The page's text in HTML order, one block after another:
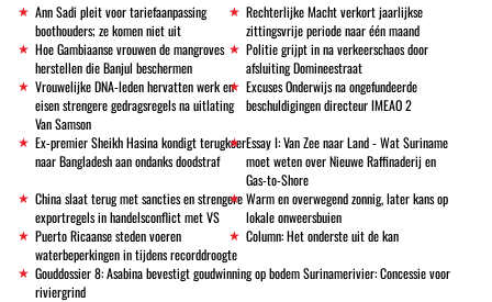
Ann Sadi pleit voor tariefaanpassing
boothouders; ze komen niet uit
Rechterlijke Macht verkort jaarlijkse
zittingsvrije periode naar één maand
Hoe Gambiaanse vrouwen de mangroves
herstellen die Banjul beschermen
Politie grijpt in na verkeerschaos door
afsluiting Domineestraat
Vrouwelijke DNA-leden hervatten werk en
eisen strengere gedragsregels na uitlating
Van Samson
Excuses Onderwijs na ongefundeerde
beschuldigingen directeur IMEAO 2
Ex-premier Sheikh Hasina kondigt terugkeer
naar Bangladesh aan ondanks doodstraf
Essay I: Van Zee naar Land - Wat Suriname
moet weten over Nieuwe Raffinaderij en
Gas-to-Shore
China slaat terug met sancties en strengere
exportregels in handelsconflict met VS
Warm en overwegend zonnig, later kans op
lokale onweersbuien
Puerto Ricaanse steden voeren
waterbeperkingen in tijdens recorddroogte
Column: Het onderste uit de kan
Gouddossier 8: Asabina bevestigt goudwinning op bodem Surinamerivier: Concessie voor
riviergrind